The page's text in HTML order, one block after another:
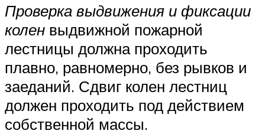
Проверка выдвижения и фиксации
колен выдвижной пожарной
лестницы должна проходить
плавно, равномерно, без рывков и
заеданий. Сдвиг колен лестниц
должен проходить под действием
собственной массы.